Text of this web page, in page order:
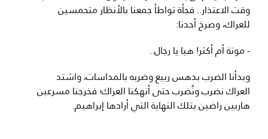
وقت الاعتذار.. فجأة تواطأ جمعنا بالأنظار متحمسين
للعراك، وصرخ أحدنا:
- موتة أم أكثر! هيا يا رجال..
وبدأنا الضرب بدهس ربيع وضربه بالمداسات، واشتد
العراك نضرب ونُضرب حتى أنهكنا العراك؛ فخرجنا مسرعين
هاربين راضين بتلك النهاية التي أرادها إبراهيم.